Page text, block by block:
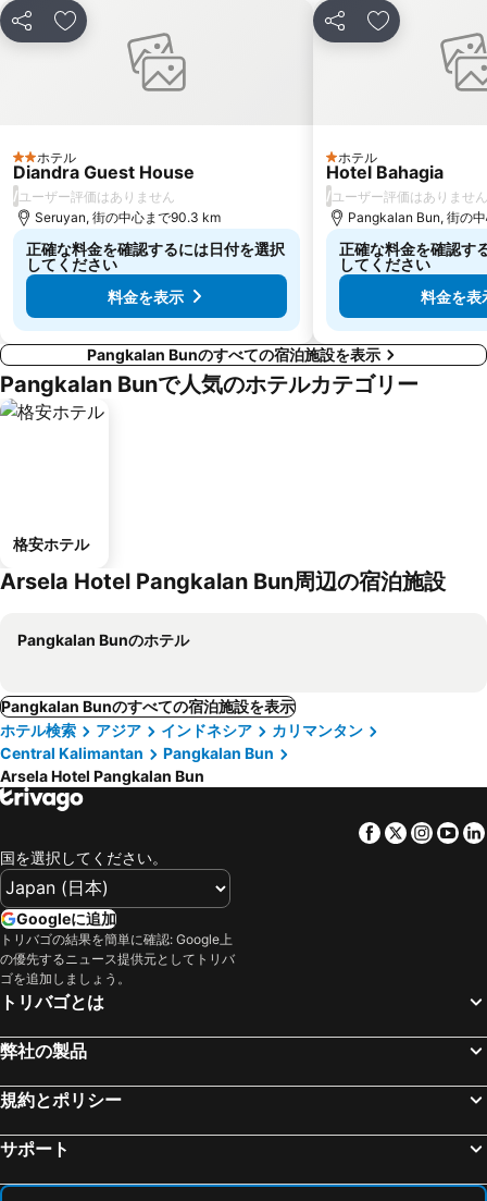
シェア お気に入りに追加
2 ホテルのランク
ホテル
Diandra Guest House
/ ユーザー評価はありません
Seruyan, 街の中心まで90.3 km
正確な料金を確認するには日付を選択
してください
料金を表示
シェア お気に入りに
1 ホテルのランク
ホテル
Hotel Bahagia
/ ユーザー評価はありません
Pangkalan Bun, 街の
正確な料金を確認す
してください
料金を表
Pangkalan Bunのすべての宿泊施設を表示
Pangkalan Bunで人気のホテルカテゴリー
格安ホテル
Arsela Hotel Pangkalan Bun周辺の宿泊施設
Pangkalan Bunのホテル
Pangkalan Bunのすべての宿泊施設を表示
ホテル検索
アジア インドネシア
カリマンタン
Central Kalimantan
Pangkalan Bun
Arsela Hotel Pangkalan Bun
Facebook
Twitter
国を選択してください。
Googleに追加
トリバゴの結果を簡単に確認: Google上
の優先するニュース提供元としてトリバ
ゴを追加しましょう。
トリバゴとは
弊社の製品
規約とポリシー
サポート